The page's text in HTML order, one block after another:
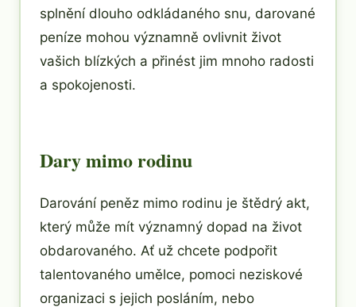
splnění dlouho odkládaného snu, darované
peníze mohou významně ovlivnit život
vašich blízkých a přinést jim mnoho radosti
a spokojenosti.
Dary mimo rodinu
Darování peněz mimo rodinu je štědrý akt,
který může mít významný dopad na život
obdarovaného. Ať už chcete podpořit
talentovaného umělce, pomoci neziskové
organizaci s jejich posláním, nebo